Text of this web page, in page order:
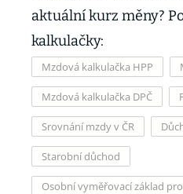
aktuální kurz měny?
kalkulačky:
Mzdová kalkulačka HPP
Mzdová kalkulačka DPČ
Srovnání mzdy v ČR
Starobní důchod
Osobní vyměřovací základ